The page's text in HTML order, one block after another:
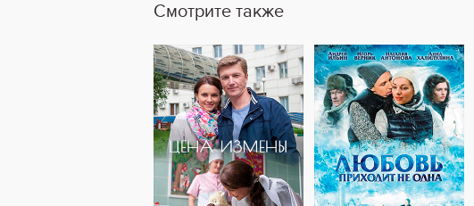
Смотрите также